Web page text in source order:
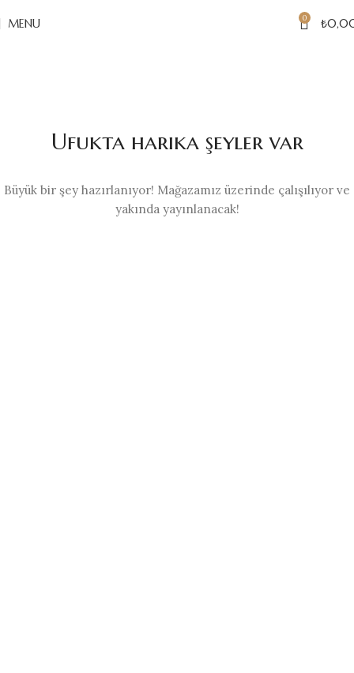
MENU 0 ₺
Ufukta harika şeyler var
Büyük bir şey hazırlanıyor! Mağazamız üzerinde çalışılıyor ve
yakında yayınlanacak!